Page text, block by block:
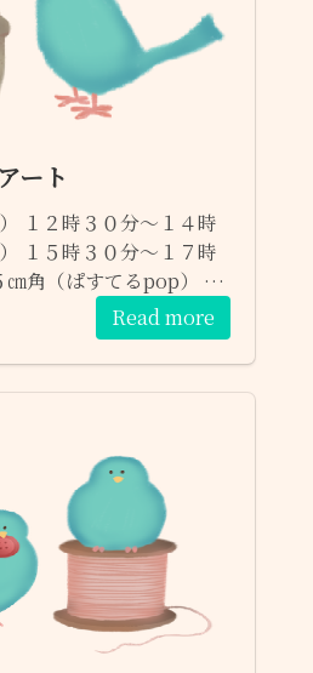
ート
１２時３０分～１４時
１５時３０分～１７時
㎝角（ぱすてるpop） ワ
ゃん、お花のモチーフで
を描いてみましょう。 直
など制作してみたい方
♪ ｛体験者感想｝明るく
あれば何時でもご参加頂
約はお問い合わせフォー
ます。 １）参加希望のワ
日程 ３）お名前 （お電
しくお願いします～♫
Read more